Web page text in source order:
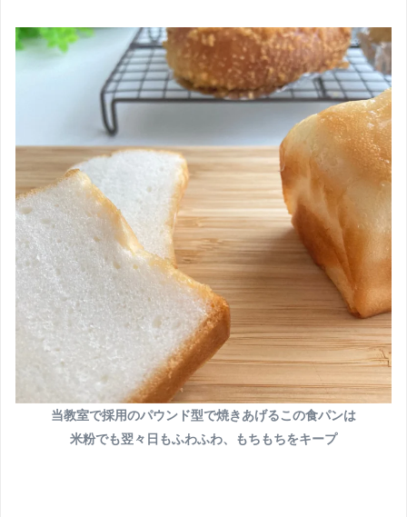
当教室で採用のパウンド型で焼きあげるこの食パンは
米粉でも翌々日もふわふわ、もちもちをキープ